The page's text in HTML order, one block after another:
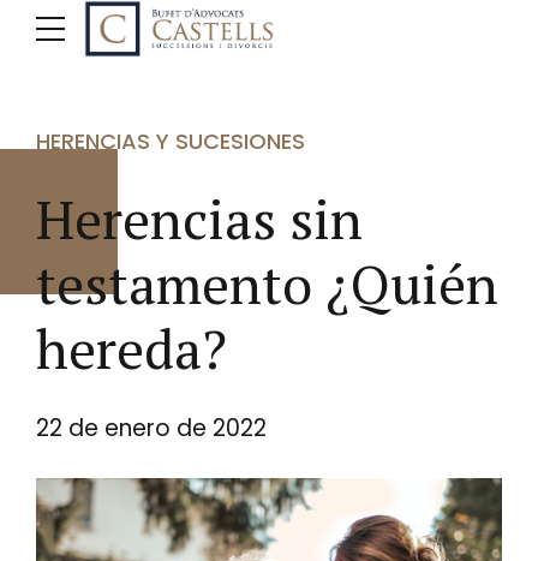
HERENCIAS Y SUCESIONES
Herencias sin
testamento ¿Quién
hereda?
22 de enero de 2022